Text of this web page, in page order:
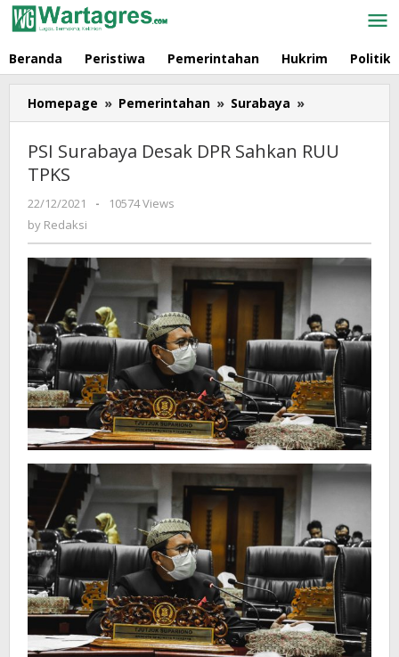
Skip
to
Beranda Peristiwa Pemerintahan Hukrim Politik
Homepage » Pemerintahan » Surabaya »
Surabaya
DPR
PSI Surabaya Desak DPR Sahkan RUU
TPKS
22/12/2021
by
-
10574 Views
by Redaksi